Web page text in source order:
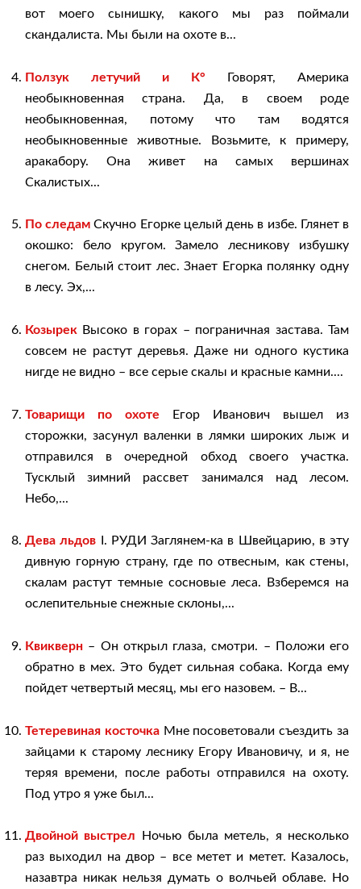
вот моего сынишку, какого мы раз поймали
скандалиста. Мы были на охоте в...
Ползук летучий и К° Говорят, Америка
необыкновенная страна. Да, в своем роде
необыкновенная, потому что там водятся
необыкновенные животные. Возьмите, к примеру,
аракабору. Она живет на самых вершинах
Скалистых...
По следам Скучно Егорке целый день в избе. Глянет в
окошко: бело кругом. Замело лесникову избушку
снегом. Белый стоит лес. Знает Егорка полянку одну
в лесу. Эх,...
Козырек Высоко в горах – пограничная застава. Там
совсем не растут деревья. Даже ни одного кустика
нигде не видно – все серые скалы и красные камни....
Товарищи по охоте Егор Иванович вышел из
сторожки, засунул валенки в лямки широких лыж и
отправился в очередной обход своего участка.
Тусклый зимний рассвет занимался над лесом.
Небо,...
Дева льдов I. РУДИ Заглянем-ка в Швейцарию, в эту
дивную горную страну, где по отвесным, как стены,
скалам растут темные сосновые леса. Взберемся на
ослепительные снежные склоны,...
Квикверн – Он открыл глаза, смотри. – Положи его
обратно в мех. Это будет сильная собака. Когда ему
пойдет четвертый месяц, мы его назовем. – В...
Тетеревиная косточкаМне посоветовали съездить за
зайцами к старому леснику Егору Ивановичу, и я, не
теряя времени, после работы отправился на охоту.
Под утро я уже был...
Двойной выстрел Ночью была метель, я несколько
раз выходил на двор – все метет и метет. Казалось,
назавтра никак нельзя думать о волчьей облаве. Но